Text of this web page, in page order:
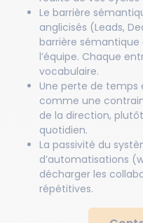
Le barrière
anglicisés (Leads,
barrière sémantique
l’équipe. Chaque
vocabulaire.
Une perte de temps
comme une
de la direction,
quotidien.
La passivité du
d’automatisations
décharger les
répétitives.